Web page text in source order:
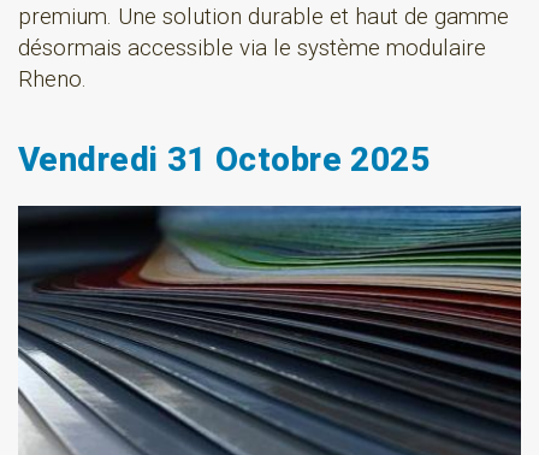
premium. Une solution durable et haut de gamme
désormais accessible via le système modulaire
Rheno.
Vendredi 31 Octobre 2025